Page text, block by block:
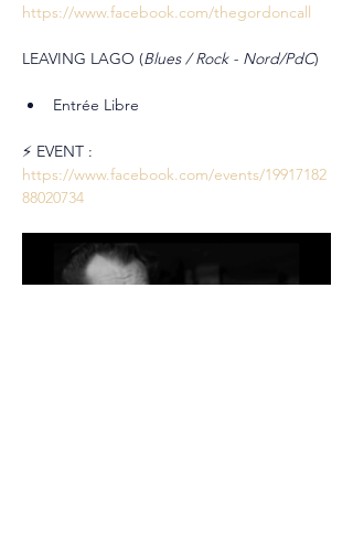
https://www.facebook.com/thegordoncall
LEAVING LAGO (Blues / Rock - Nord/PdC)
Entrée Libre
⚡ EVENT :
https://www.facebook.com/events/19917182
88020734